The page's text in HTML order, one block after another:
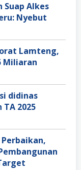
Suap Alkes
Nyebut
Lamteng,
Miliaran
didinas
2025